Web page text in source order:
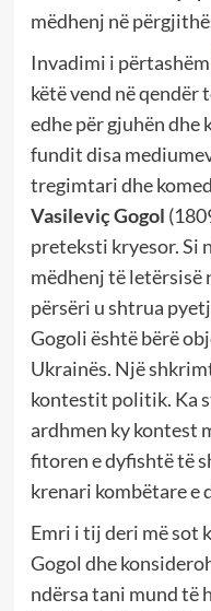
mëdhenj në
Invadimi i
këtë vend në
edhe për gjuhën dhe
fundit disa
tregimtari dhe
Vasileviç Gogol
preteksti kryesor. Si
mëdhenj të letërsisë
përsëri u shtrua
Gogoli është bërë
Ukrainës. Një
kontestit politik. Ka
ardhmen ky kontest
fitoren e dyfishtë të
krenari kombëtare e
Emri i tij deri më sot
Gogol dhe
ndërsa tani mund të